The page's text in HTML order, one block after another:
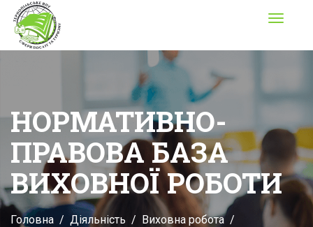
Toggle
НОРМАТИВНО-
ПРАВОВА БАЗА
ВИХОВНОЇ РОБОТИ
Головна Діяльність
Виховна робота